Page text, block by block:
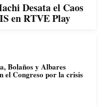
Desata el Caos
en RTVE Play
Bolaños y Albares
el Congreso por la crisis